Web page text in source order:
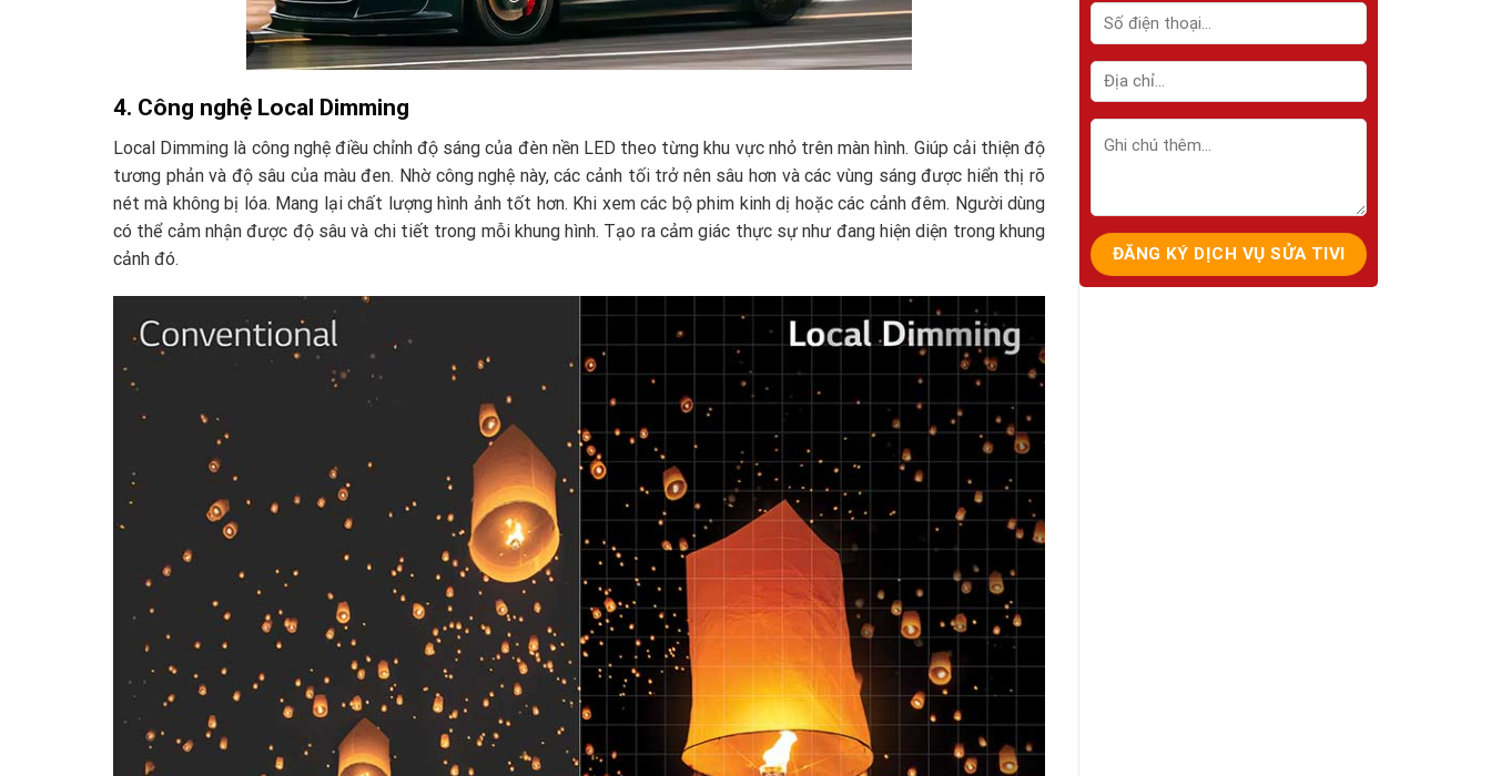
4. Công nghệ Local Dimming
Local Dimming là công nghệ điều chỉnh độ sáng của đèn nền LED theo từng khu vực nhỏ trên màn hình. Giúp cải thiện độ
tương phản và độ sâu của màu đen. Nhờ công nghệ này, các cảnh tối trở nên sâu hơn và các vùng sáng được hiển thị rõ
nét mà không bị lóa. Mang lại chất lượng hình ảnh tốt hơn. Khi xem các bộ phim kinh dị hoặc các cảnh đêm. Người dùng
có thể cảm nhận được độ sâu và chi tiết trong mỗi khung hình. Tạo ra cảm giác thực sự như đang hiện diện trong khung
cảnh đó.